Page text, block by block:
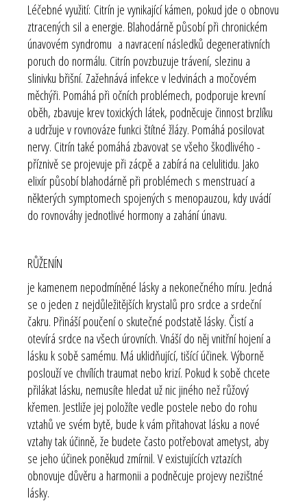
Léčebné využití: Citrín je vynikající kámen, pokud jde o obnovu
ztracených sil a energie. Blahodárně působí při chronickém
únavovém syndromu a navracení následků degenerativních
poruch do normálu. Citrín povzbuzuje trávení, slezinu a
slinivku břišní. Zažehnává infekce v ledvinách a močovém
měchýři. Pomáhá při očních problémech, podporuje krevní
oběh, zbavuje krev toxických látek, podněcuje činnost brzlíku
a udržuje v rovnováze funkci štítné žlázy. Pomáhá posilovat
nervy. Citrín také pomáhá zbavovat se všeho škodlivého -
příznivě se projevuje při zácpě a zabírá na celulitidu. Jako
elixír působí blahodárně při problémech s menstruací a
některých symptomech spojených s menopauzou, kdy uvádí
do rovnováhy jednotlivé hormony a zahání únavu.
RŮŽENÍN
je kamenem nepodmíněné lásky a nekonečného míru. Jedná
se o jeden z nejdůležitějších krystalů pro srdce a srdeční
čakru. Přináší poučení o skutečné podstatě lásky. Čistí a
otevírá srdce na všech úrovních. Vnáší do něj vnitřní hojení a
lásku k sobě samému. Má uklidňující, tišící účinek. Výborně
poslouží ve chvílích traumat nebo krizí. Pokud k sobě chcete
přilákat lásku, nemusíte hledat už nic jiného než růžový
křemen. Jestliže jej položíte vedle postele nebo do rohu
vztahů ve svém bytě, bude k vám přitahovat lásku a nové
vztahy tak účinně, že budete často potřebovat ametyst, aby
se jeho účinek poněkud zmírnil. V existujících vztazích
obnovuje důvěru a harmonii a podněcuje projevy nezištné
lásky.